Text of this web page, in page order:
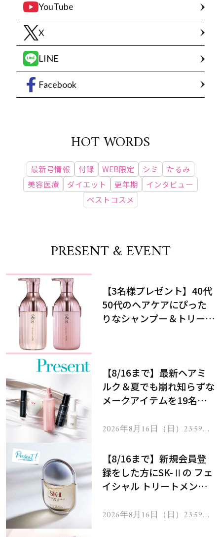
YouTube
X
LINE
Facebook
HOT WORDS
最新号情報 付録 WEB限定 シミ
たるみ
美容医療
ダイエット 更年期
インタビュー
ベストコスメ
PRESENT & EVENT
【3名様プレゼント】40代
50代のヘアケアにぴった
りなシャンプー＆トリート
【8/16まで】最新ヘアミ
ルク＆夏でも崩れ知らずな
メークアイテムを19名様
2026年8月16日（日）23:59ま
【8/16まで】新規会員登
録をした方にSK-Ⅱの フェ
イシャル トリートメント
2026年8月16日（日）23:59ま